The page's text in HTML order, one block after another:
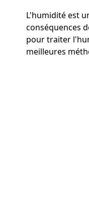
L'humidité est
conséquences
pour traiter
meilleures